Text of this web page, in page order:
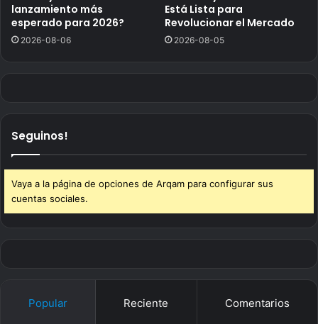
lanzamiento más
esperado para 2026?
2026-08-06
Está Lista para
Revolucionar el Mercado
2026-08-05
Seguinos!
Vaya a la página de opciones de Arqam para configurar sus
cuentas sociales.
Popular Reciente Comentarios